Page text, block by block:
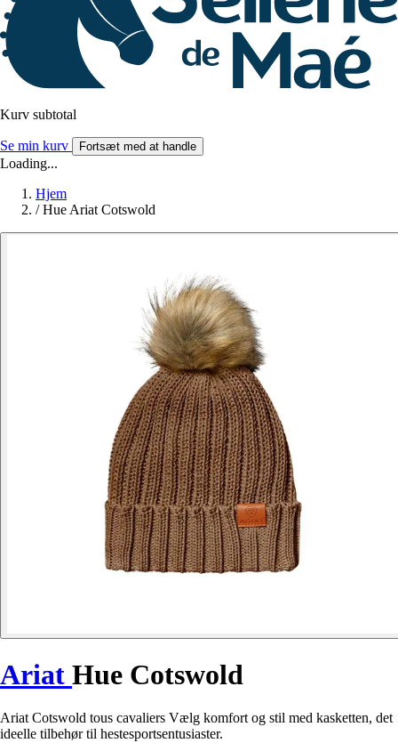
Kurv subtotal
Se min kurv Fortsæt med at handle
Loading...
Hjem
/ Hue Ariat Cotswold
Ariat Hue Cotswold
Ariat Cotswold tous cavaliers Vælg komfort og stil med kasketten, det
ideelle tilbehør til hestesportsentusiaster.